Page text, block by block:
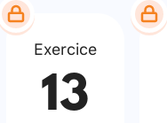
Exercice
13